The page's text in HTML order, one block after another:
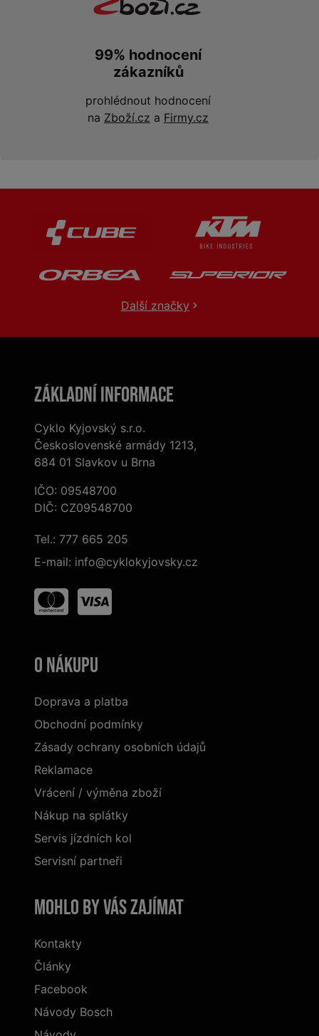
99% hodnocení
zákazníků
prohlédnout hodnocení
na Zboží.cz a Firmy.cz
Další značky
Základní informace
Cyklo Kyjovský s.r.o.
Československé armády 1213,
684 01 Slavkov u Brna
IČO: 09548700
DIČ: CZ09548700
Tel.: 777 665 205
E-mail: info@cyklokyjovsky.cz
O nákupu
Doprava a platba
Obchodní podmínky
Zásady ochrany osobních údajů
Reklamace
Vrácení / výměna zboží
Nákup na splátky
Servis jízdních kol
Servisní partneři
Mohlo by vás zajímat
Kontakty
Články
Facebook
Návody Bosch